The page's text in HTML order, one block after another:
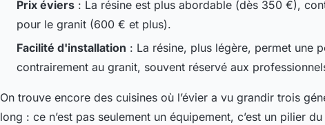
Prix éviers : La résine est plus abordable (dès 350 €),
pour le granit (600 € et plus).
Facilité d'installation : La résine, plus légère, permet une
contrairement au granit, souvent réservé aux
On trouve encore des cuisines où l’évier a vu grandir trois
long : ce n’est pas seulement un équipement, c’est un pilier